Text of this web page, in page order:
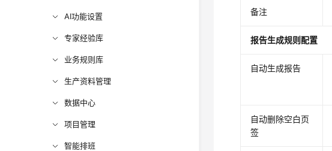
AI功能设置
专家经验库
业务规则库
生产资料管理
数据中心
项目管理
智能排班
备注
报告生成规则配置
自动生成报告
自动删除空白页
签